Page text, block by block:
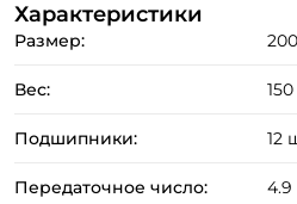
2000 – катушка, которая
спиннингов ультра лёгкого
0,3-3гр. / 0,5-5гр. / 1-7гр., для
оснасткой, для ловли
Технические характеристики:
Характеристики
Размер:
Вес:
Подшипники: 12
Передаточное число: 4.9